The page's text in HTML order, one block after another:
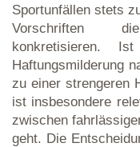
Sportunfällen stets
Vorschriften die
konkretisieren.
Haftungsmilderung
zu einer strengeren
ist insbesondere
zwischen
geht. Die